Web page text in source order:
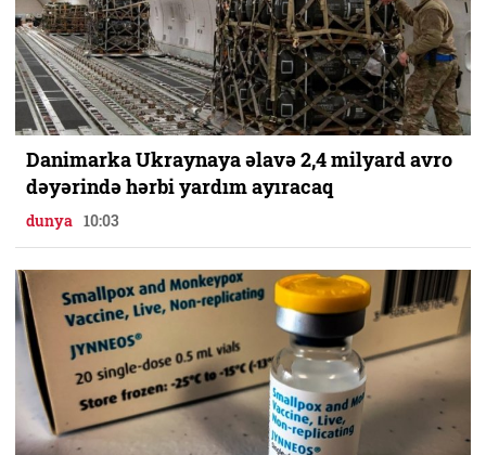
Danimarka Ukraynaya əlavə 2,4 milyard avro
dəyərində hərbi yardım ayıracaq
dunya 10:03